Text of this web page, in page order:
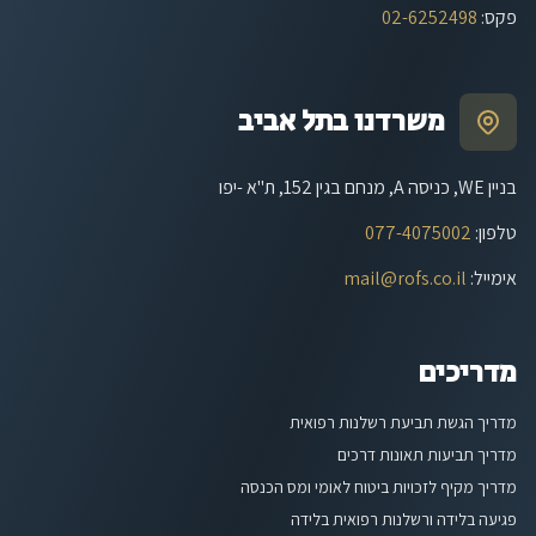
פקס:
02-6252498
משרדנו בתל אביב
בניין WE, כניסה A, מנחם בגין 152, ת"א -יפו
טלפון:
077-4075002
אימייל:
mail@rofs.co.il
מדריכים
מדריך הגשת תביעת רשלנות רפואית
מדריך תביעות תאונות דרכים
מדריך מקיף לזכויות ביטוח לאומי ומס הכנסה
פגיעה בלידה ורשלנות רפואית בלידה